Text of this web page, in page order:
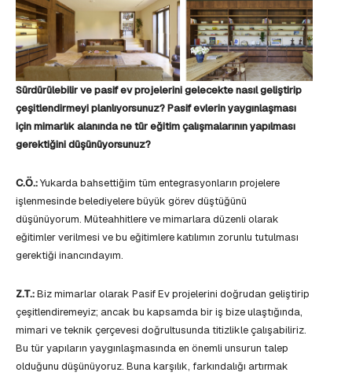
Sürdürülebilir ve pasif ev projelerini gelecekte nasıl geliştirip
çeşitlendirmeyi planlıyorsunuz? Pasif evlerin yaygınlaşması
için mimarlık alanında ne tür eğitim çalışmalarının yapılması
gerektiğini düşünüyorsunuz?
C.Ö.:Yukarda bahsettiğim tüm entegrasyonların projelere
işlenmesinde belediyelere büyük görev düştüğünü
düşünüyorum. Müteahhitlere ve mimarlara düzenli olarak
eğitimler verilmesi ve bu eğitimlere katılımın zorunlu tutulması
gerektiği inancındayım.
Z.T.:Biz mimarlar olarak Pasif Ev projelerini doğrudan geliştirip
çeşitlendiremeyiz; ancak bu kapsamda bir iş bize ulaştığında,
mimari ve teknik çerçevesi doğrultusunda titizlikle çalışabiliriz.
Bu tür yapıların yaygınlaşmasında en önemli unsurun talep
olduğunu düşünüyoruz. Buna karşılık, farkındalığı artırmak